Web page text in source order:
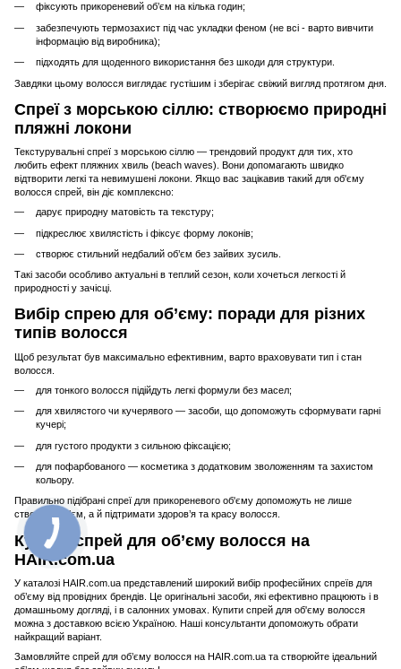
фіксують прикореневий об’єм на кілька годин;
забезпечують термозахист під час укладки феном (не всі - варто вивчити
інформацію від виробника);
підходять для щоденного використання без шкоди для структури.
Завдяки цьому волосся виглядає густішим і зберігає свіжий вигляд протягом дня.
Спреї з морською сіллю: створюємо природні
пляжні локони
Текстурувальні спреї з морською сіллю — трендовий продукт для тих, хто
любить ефект пляжних хвиль (beach waves). Вони допомагають швидко
відтворити легкі та невимушені локони. Якщо вас зацікавив такий для об'єму
волосся спрей, він діє комплексно:
дарує природну матовість та текстуру;
підкреслює хвилястість і фіксує форму локонів;
створює стильний недбалий об’єм без зайвих зусиль.
Такі засоби особливо актуальні в теплий сезон, коли хочеться легкості й
природності у зачісці.
Вибір спрею для об’єму: поради для різних
типів волосся
Щоб результат був максимально ефективним, варто враховувати тип і стан
волосся.
для тонкого волосся підійдуть легкі формули без масел;
для хвилястого чи кучерявого — засоби, що допоможуть сформувати гарні
кучері;
для густого продукти з сильною фіксацією;
для пофарбованого — косметика з додатковим зволоженням та захистом
кольору.
Правильно підібрані спреї для прикореневого об'єму допоможуть не лише
створити об’єм, а й підтримати здоров’я та красу волосся.
Купити спрей для об’єму волосся на
HAIR.com.ua
У каталозі HAIR.com.ua представлений широкий вибір професійних спреїв для
об’єму від провідних брендів. Це оригінальні засоби, які ефективно працюють і в
домашньому догляді, і в салонних умовах. Купити спрей для об'єму волосся
можна з доставкою всією Україною. Наші консультанти допоможуть обрати
найкращий варіант.
Замовляйте спрей для об’єму волосся на HAIR.com.ua та створюйте ідеальний